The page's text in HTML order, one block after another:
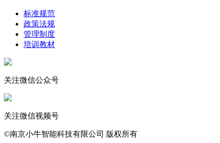
标准规范
政策法规
管理制度
培训教材
关注微信公众号
关注微信视频号
©南京小牛智能科技有限公司 版权所有